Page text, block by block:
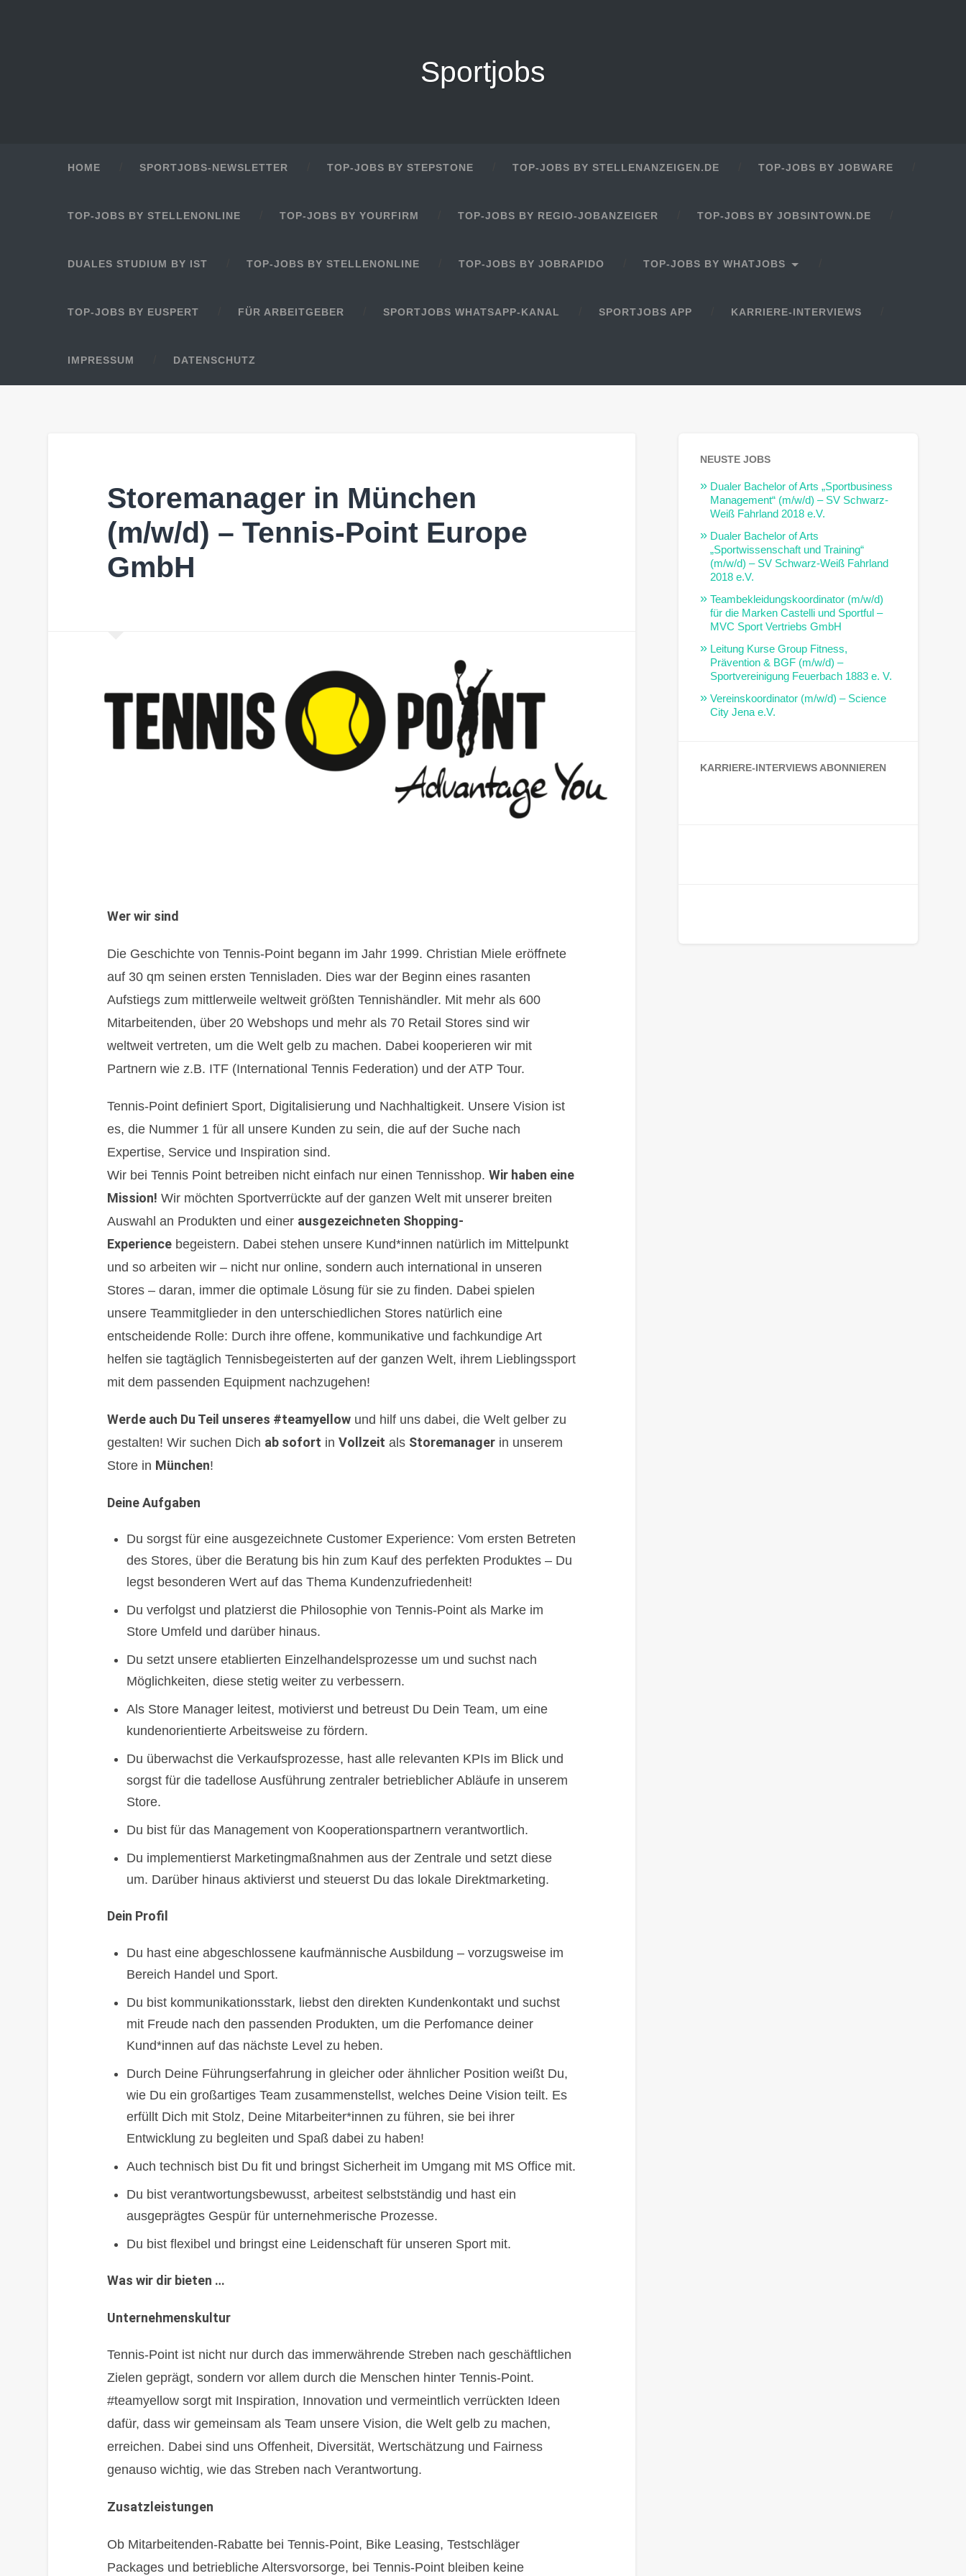
Sportjobs
HOME SPORTJOBS-NEWSLETTER TOP-JOBS BY STEPSTONE TOP-JOBS BY STELLENANZEIGEN.DE TOP-JOBS BY JOBWARE
TOP-JOBS BY STELLENONLINE TOP-JOBS BY YOURFIRM TOP-JOBS BY REGIO-JOBANZEIGER TOP-JOBS BY JOBSINTOWN.DE
DUALES STUDIUM BY IST TOP-JOBS BY STELLENONLINE TOP-JOBS BY JOBRAPIDO TOP-JOBS BY WHATJOBS
TOP-JOBS BY EUSPERT FÜR ARBEITGEBER SPORTJOBS WHATSAPP-KANAL SPORTJOBS APP KARRIERE-INTERVIEWS
IMPRESSUM DATENSCHUTZ
Storemanager in München
(m/w/d) – Tennis-Point Europe
GmbH
Wer wir sind
Die Geschichte von Tennis-Point begann im Jahr 1999. Christian Miele eröffnete
auf 30 qm seinen ersten Tennisladen. Dies war der Beginn eines rasanten
Aufstiegs zum mittlerweile weltweit größten Tennishändler. Mit mehr als 600
Mitarbeitenden, über 20 Webshops und mehr als 70 Retail Stores sind wir
weltweit vertreten, um die Welt gelb zu machen. Dabei kooperieren wir mit
Partnern wie z.B. ITF (International Tennis Federation) und der ATP Tour.
Tennis-Point definiert Sport, Digitalisierung und Nachhaltigkeit. Unsere Vision ist
es, die Nummer 1 für all unsere Kunden zu sein, die auf der Suche nach
Expertise, Service und Inspiration sind.
Wir bei Tennis Point betreiben nicht einfach nur einen Tennisshop. Wir haben eine
Mission! Wir möchten Sportverrückte auf der ganzen Welt mit unserer breiten
Auswahl an Produkten und einer ausgezeichneten Shopping-
Experiencebegeistern. Dabei stehen unsere Kund*innen natürlich im Mittelpunkt
und so arbeiten wir – nicht nur online, sondern auch international in unseren
Stores – daran, immer die optimale Lösung für sie zu finden. Dabei spielen
unsere Teammitglieder in den unterschiedlichen Stores natürlich eine
entscheidende Rolle: Durch ihre offene, kommunikative und fachkundige Art
helfen sie tagtäglich Tennisbegeisterten auf der ganzen Welt, ihrem Lieblingssport
mit dem passenden Equipment nachzugehen!
Werde auch Du Teil unseres #teamyellowund hilf uns dabei, die Welt gelber zu
gestalten! Wir suchen Dich ab sofort in Vollzeit als Storemanagerin unserem
Store in München!
Deine Aufgaben
Du sorgst für eine ausgezeichnete Customer Experience: Vom ersten Betreten
des Stores, über die Beratung bis hin zum Kauf des perfekten Produktes – Du
legst besonderen Wert auf das Thema Kundenzufriedenheit!
Du verfolgst und platzierst die Philosophie von Tennis-Point als Marke im
Store Umfeld und darüber hinaus.
Du setzt unsere etablierten Einzelhandelsprozesse um und suchst nach
Möglichkeiten, diese stetig weiter zu verbessern.
Als Store Manager leitest, motivierst und betreust Du Dein Team, um eine
kundenorientierte Arbeitsweise zu fördern.
Du überwachst die Verkaufsprozesse, hast alle relevanten KPIs im Blick und
sorgst für die tadellose Ausführung zentraler betrieblicher Abläufe in unserem
Store.
Du bist für das Management von Kooperationspartnern verantwortlich.
Du implementierst Marketingmaßnahmen aus der Zentrale und setzt diese
um. Darüber hinaus aktivierst und steuerst Du das lokale Direktmarketing.
Dein Profil
Du hast eine abgeschlossene kaufmännische Ausbildung – vorzugsweise im
Bereich Handel und Sport.
Du bist kommunikationsstark, liebst den direkten Kundenkontakt und suchst
mit Freude nach den passenden Produkten, um die Perfomance deiner
Kund*innen auf das nächste Level zu heben.
Durch Deine Führungserfahrung in gleicher oder ähnlicher Position weißt Du,
wie Du ein großartiges Team zusammenstellst, welches Deine Vision teilt. Es
erfüllt Dich mit Stolz, Deine Mitarbeiter*innen zu führen, sie bei ihrer
Entwicklung zu begleiten und Spaß dabei zu haben!
Auch technisch bist Du fit und bringst Sicherheit im Umgang mit MS Office mit.
Du bist verantwortungsbewusst, arbeitest selbstständig und hast ein
ausgeprägtes Gespür für unternehmerische Prozesse.
Du bist flexibel und bringst eine Leidenschaft für unseren Sport mit.
Was wir dir bieten …
Unternehmenskultur
Tennis-Point ist nicht nur durch das immerwährende Streben nach geschäftlichen
Zielen geprägt, sondern vor allem durch die Menschen hinter Tennis-Point.
#teamyellow sorgt mit Inspiration, Innovation und vermeintlich verrückten Ideen
dafür, dass wir gemeinsam als Team unsere Vision, die Welt gelb zu machen,
erreichen. Dabei sind uns Offenheit, Diversität, Wertschätzung und Fairness
genauso wichtig, wie das Streben nach Verantwortung.
Zusatzleistungen
Ob Mitarbeitenden-Rabatte bei Tennis-Point, Bike Leasing, Testschläger
Packages und betriebliche Altersvorsorge, bei Tennis-Point bleiben keine
NEUSTE JOBS
Dualer Bachelor of Arts „Sportbusiness
Management“ (m/w/d) – SV Schwarz-
Weiß Fahrland 2018 e.V.
Dualer Bachelor of Arts
„Sportwissenschaft und Training“
(m/w/d) – SV Schwarz-Weiß Fahrland
2018 e.V.
Teambekleidungskoordinator (m/w/d)
für die Marken Castelli und Sportful –
MVC Sport Vertriebs GmbH
Leitung Kurse Group Fitness,
Prävention & BGF (m/w/d) –
Sportvereinigung Feuerbach 1883 e. V.
Vereinskoordinator (m/w/d) – Science
City Jena e.V.
KARRIERE-INTERVIEWS ABONNIEREN